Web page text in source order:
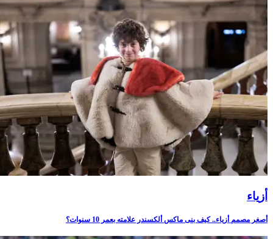
أزياء
أصغر مصمم أزياء.. كيف بنى ماكس ألكسندر علامته بعمر 10 سنوات؟